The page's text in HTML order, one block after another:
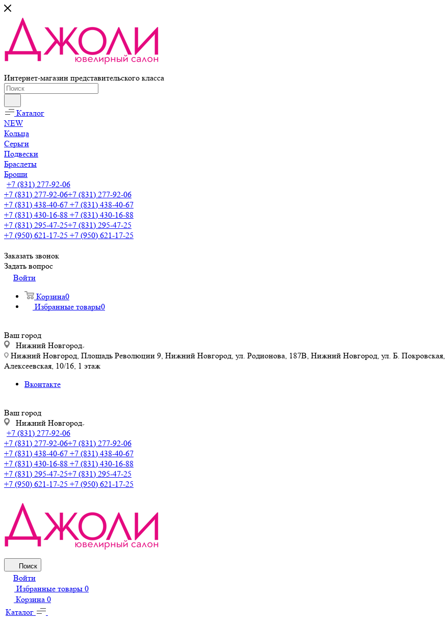
Интернет-магазин представительского класса
Каталог
NEW
Кольца
Серьги
Подвески
Браслеты
Броши
+7 (831) 277-92-06
+7 (831) 277-92-06+7 (831) 277-92-06
+7 (831) 438-40-67 +7 (831) 438-40-67
+7 (831) 430-16-88 +7 (831) 430-16-88
+7 (831) 295-47-25+7 (831) 295-47-25
+7 (950) 621-17-25 +7 (950) 621-17-25
Заказать звонок
Задать вопрос
Войти
Корзина0
Избранные товары0
Ваш город
Нижний Новгород
Нижний Новгород, Площадь Революции 9, Нижний Новгород, ул. Родионова, 187В, Нижний Новгород, ул. Б.
Алексеевская, 10/16, 1 этаж
Вконтакте
Ваш город
Нижний Новгород
+7 (831) 277-92-06
+7 (831) 277-92-06+7 (831) 277-92-06
+7 (831) 438-40-67 +7 (831) 438-40-67
+7 (831) 430-16-88 +7 (831) 430-16-88
+7 (831) 295-47-25+7 (831) 295-47-25
+7 (950) 621-17-25 +7 (950) 621-17-25
Поиск
Войти
Избранные товары 0
Корзина 0
Каталог